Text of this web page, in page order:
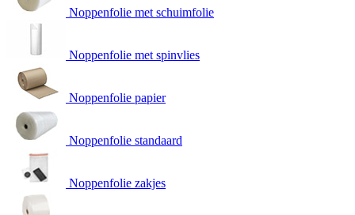
Noppenfolie met schuimfolie
Noppenfolie met spinvlies
Noppenfolie papier
Noppenfolie standaard
Noppenfolie zakjes